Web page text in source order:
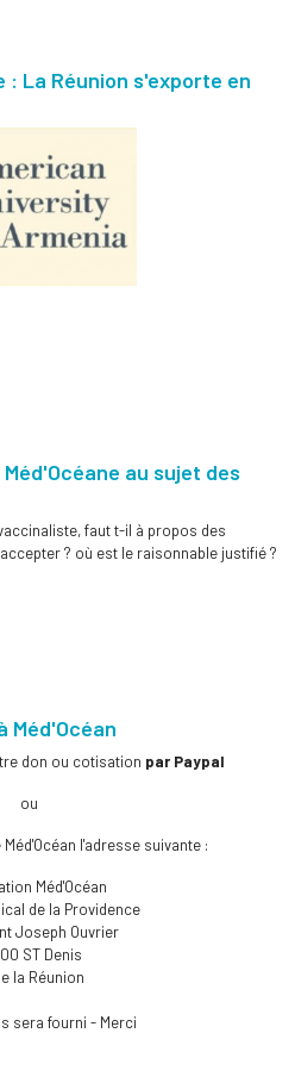
: La Réunion s'exporte en
au sujet des
faut t-il à propos des
? où est le raisonnable justifié ?
Méd'Océan
don ou cotisation par Paypal
ou
Méd'Océan l'adresse suivante :
Méd'Océan
de la Providence
Joseph Ouvrier
ST Denis
la Réunion
sera fourni - Merci